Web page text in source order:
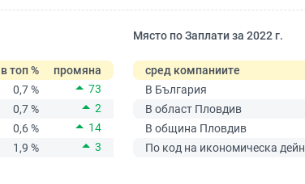
в топ %
промяна
0,7 %
73
0,7 %
2
0,6 %
14
1,9 % 3
Място по Заплати за 2022 г.
сред компаниите
В България
В област Пловдив
В община Пловдив
По код на икономическа